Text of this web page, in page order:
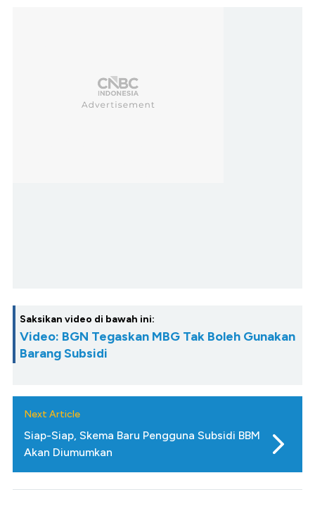
Saksikan video di bawah ini:
Video: BGN Tegaskan MBG Tak Boleh Gunakan
Barang Subsidi
Next Article
Siap-Siap, Skema Baru Pengguna Subsidi BBM
Akan Diumumkan